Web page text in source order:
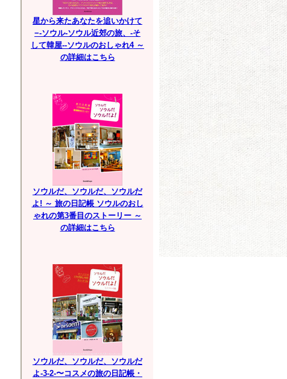
星から来たあなたを追いかけて
−-ソウル-ソウル近郊の旅、-そ
して韓屋--ソウルのおしゃれ4 ～
の詳細はこちら
ソウルだ、ソウルだ、ソウルだ
よ! ～ 旅の日記帳 ソウルのおし
ゃれの第3番目のストーリー ～
の詳細はこちら
ソウルだ、ソウルだ、ソウルだ
よ-3-2-〜コスメの旅の日記帳・